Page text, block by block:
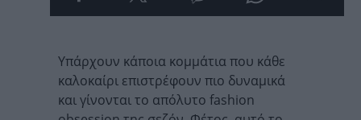
Υπάρχουν κάποια κομμάτια που κάθε
καλοκαίρι επιστρέφουν πιο δυναμικά
και γίνονται το απόλυτο fashion